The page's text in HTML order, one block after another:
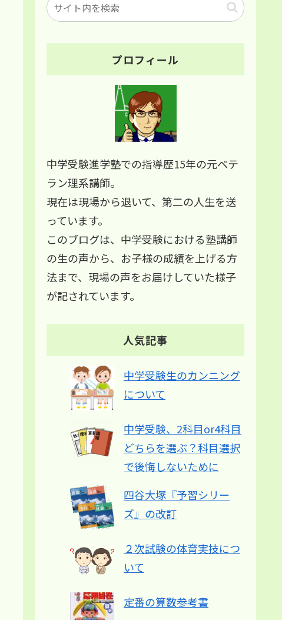
プロフィール
中学受験進学塾での指導歴15年の元ベテ
ラン理系講師。
現在は現場から退いて、第二の人生を送
っています。
このブログは、中学受験における塾講師
の生の声から、お子様の成績を上げる方
法まで、現場の声をお届けしていた様子
が記されています。
人気記事
中学受験生のカンニング
について
中学受験、2科目or4科目
どちらを選ぶ？科目選択
で後悔しないために
四谷大塚『予習シリー
ズ』の改訂
２次試験の体育実技につ
いて
定番の算数参考書